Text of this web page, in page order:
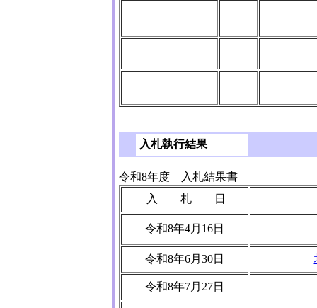
入札執行結果
令和8年度 入札結果書
入 札 日
令和8年4月16日
令和8年6月30日
令和8年7月27日